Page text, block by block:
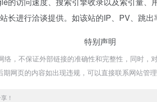
长进行洽谈提供。如该站的IP、PV、跳出
特别声明
，不保证外部链接的准确性和完整性，同时
网页的内容如出现违规，可以直接联系网站管
！